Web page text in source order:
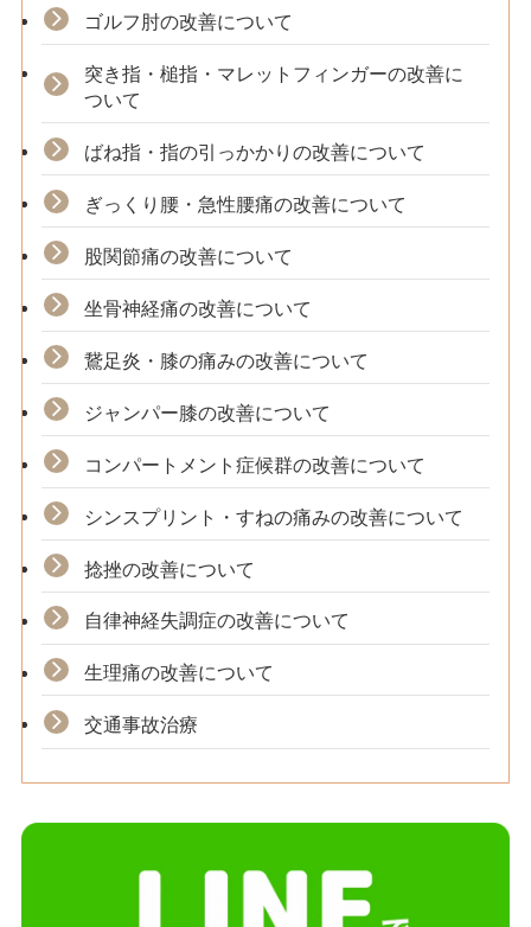
ゴルフ肘の改善について
突き指・槌指・マレットフィンガーの改善に
ついて
ばね指・指の引っかかりの改善について
ぎっくり腰・急性腰痛の改善について
股関節痛の改善について
坐骨神経痛の改善について
鵞足炎・膝の痛みの改善について
ジャンパー膝の改善について
コンパートメント症候群の改善について
シンスプリント・すねの痛みの改善について
捻挫の改善について
自律神経失調症の改善について
生理痛の改善について
交通事故治療